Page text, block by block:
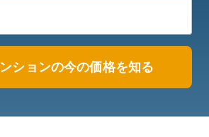
ションの今の価格を知る